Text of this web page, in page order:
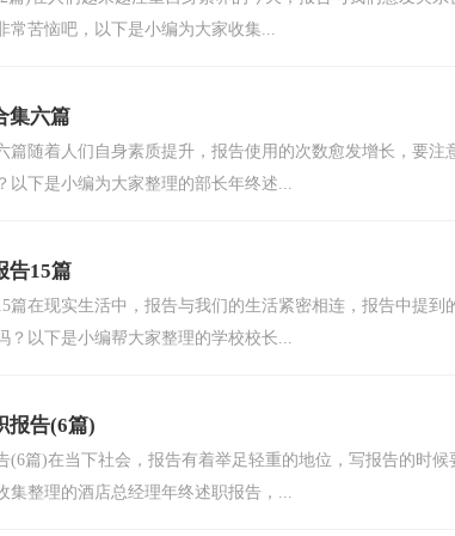
常苦恼吧，以下是小编为大家收集...
集六篇
篇随着人们自身素质提升，报告使用的次数愈发增长，要
以下是小编为大家整理的部长年终述...
告15篇
篇在现实生活中，报告与我们的生活紧密相连，报告中提
？以下是小编帮大家整理的学校校长...
报告(6篇)
(6篇)在当下社会，报告有着举足轻重的地位，写报告的时
集整理的酒店总经理年终述职报告，...